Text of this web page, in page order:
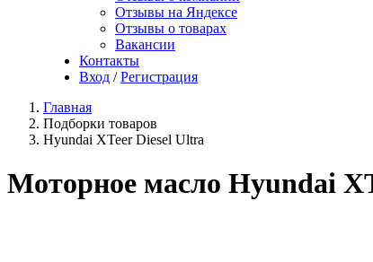
Отзывы на Яндексе
Отзывы о товарах
Вакансии
Контакты
Вход / Регистрация
Главная
Подборки товаров
Hyundai XTeer Diesel Ultra
Моторное масло Hyundai